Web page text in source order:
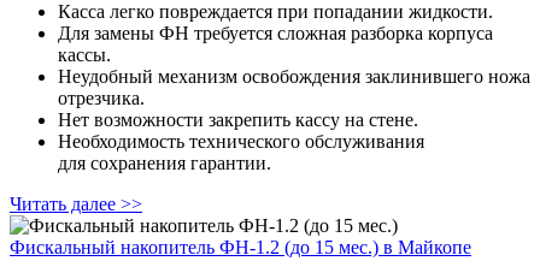
Касса легко повреждается при попадании жидкости.
Для замены ФН требуется сложная разборка корпуса
кассы.
Неудобный механизм освобождения заклинившего ножа
отрезчика.
Нет возможности закрепить кассу на стене.
Необходимость технического обслуживания
для сохранения гарантии.
Читать далее >>
Фискальный накопитель ФН-1.2 (до 15 мес.) в Майкопе